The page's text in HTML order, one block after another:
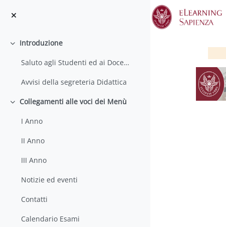
Minimizza
Introduzione
Saluto agli Studenti ed ai Docenti
Avvisi della segreteria Didattica
Minimizza
Collegamenti alle voci dei Menù
I Anno
II Anno
III Anno
Notizie ed eventi
Contatti
Calendario Esami